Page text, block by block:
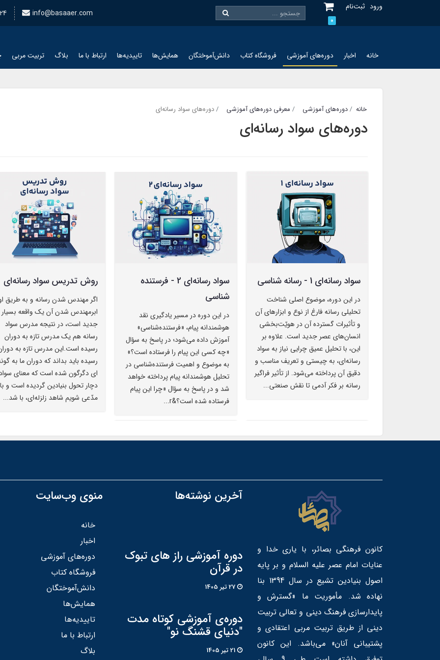
ورود ثبت‌نام
0
info@basaaer.com
خانه اخبار دوره‌های آموزشی فروشگاه کتاب دانش‌آموختگان همایش‌ها تاییدیه‌ها ارتباط با ما بلاگ تربیت مربی
خانه دوره‌های آموزشی معرفی دوره‌های آموزشی دوره‌های سواد رسانه‌ای
دوره‌های سواد رسانه‌ای
سواد رسانه‌ای 1 - رسانه شناسی
در این دوره، موضوع اصلی شناخت
تحلیلی رسانه فارغ از نوع و ابزارهای آن
و تأثیرات گسترده آن در هویّت‌بخشی
انسان‌های عصر جدید است. علاوه بر
این، با تحلیل عمیق چرایی نیاز به سواد
رسانه‌ای، به چیستی و تعریف مناسب و
دقیق آن پرداخته می‌شود. از تأثیر فراگیر
رسانه بر فکر آدمی تا نقش صنعتی...
سواد رسانه‌ای 2 - فرستنده
شناسی
در این دوره در مسیر یادگیری نقد
هوشمندانه پیام، «فرستنده‌شناسی»
آموزش داده می‌شود؛ در پاسخ به سؤال
«چه کسی این پیام را فرستاده است؟»
به موضوع و اهمیت فرستنده‌شناسی در
تحلیل هوشمندانه پیام پرداخته خواهد
شد و در پاسخ به سؤال «چرا این پیام
فرستاده شده است؟&r...
روش تدریس سواد رسانه‌ای
اگر مهندس شدن رسانه و به طریق
ابرمهندس شدن آن یک واقعه بسیار
جدید است، در نتیجه مدرس سواد
رسانه هم یک مدرس تازه به دوران
رسیده است.این مدرس تازه به
رسیده باید بداند که دوران ما به
ای دگرگون شده است که معنای سواد
دچار تحول بنیادین گردیده است و
مدّعی شویم شاهد زلزله‌ای، با شد...
کانون فرهنگی بصائر، با یاری خدا و
عنایات امام عصر علیه السلام و بر پایه
اصول بنیادین تشیع در سال 1394 بنا
نهاده شد. مأموریت ما «گسترش و
پایدارسازی فرهنگ دینی و تعالی تربیت
دینی از طریق تربیت مربی اعتقادی و
پشتیبانی آنان» می‌باشد. این کانون
آخرین نوشته‌ها
دوره آموزشی راز های تبوک
در قرآن
دوره‌ی آموزشی کوتاه مدت
"دنیای قشنگ نو"
منوی وب‌سایت
خانه
اخبار
دوره‌های آموزشی
فروشگاه کتاب
دانش‌آموختگان
همایش‌ها
تاییدیه‌ها
ارتباط با ما
بلاگ